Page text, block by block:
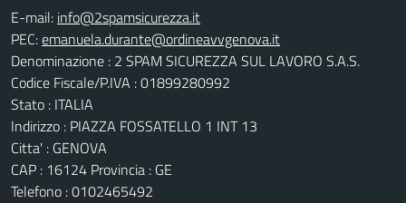
E-mail:
PEC:
Denominazione : 2 SPAM SICUREZZA SUL LAVORO S.A.S.
Codice Fiscale/P.IVA : 01899280992
Stato : ITALIA
Indirizzo : PIAZZA FOSSATELLO 1 INT 13
Citta' : GENOVA
CAP : 16124 Provincia : GE
Telefono : 0102465492